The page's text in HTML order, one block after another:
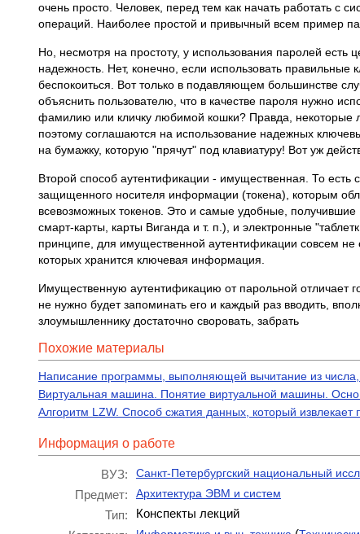
очень просто. Человек, перед тем как начать работать с
операций. Наиболее простой и привычный всем пример
Но, несмотря на простоту, у использования паролей есть
надежность. Нет, конечно, если использовать
беспокоиться. Вот только в подавляющем большинстве
объяснить пользователю, что в качестве пароля нужно
фамилию или кличку любимой кошки? Правда, некоторые
поэтому соглашаются на использование надежных
на бумажку, которую "прячут" под клавиатуру! Вот уж
Второй способ аутентификации - имущественная. То есть
защищенного носителя информации (токена), которым
всевозможных токенов. Это и самые удобные,
смарт-карты, карты Виганда и т. п.), и электронные
принципе, для имущественной аутентификации совсем
которых хранится ключевая информация.
Имущественную аутентификацию от парольной отличает
не нужно будет запоминать его и каждый раз вводить,
злоумышленнику достаточно своровать, забрать
Похожие материалы
Написание программы, выполняющей вычитание из
Виртуальная машина. Понятие виртуальной машины.
Алгоритм LZW. Способ сжатия данных, который
Информация о работе
ВУЗ: Санкт-Петербургский национальный
Предмет: Архитектура ЭВМ и систем
Тип:
Конспекты лекций